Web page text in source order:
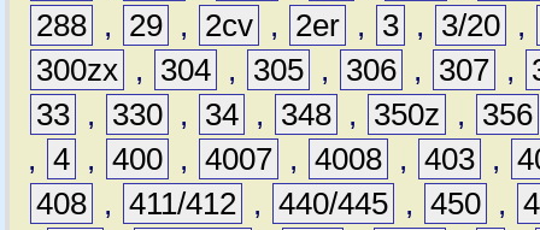
288 , 29 , 2cv , 2er , 3 , 3/20 ,
300zx , 304 , 305 , 306 , 307 ,
33 , 330 , 34 , 348 , 350z ,
356
, 4 , 400 , 4007 , 4008 , 403 ,
408 , 411/412 , 440/445 , 450 ,